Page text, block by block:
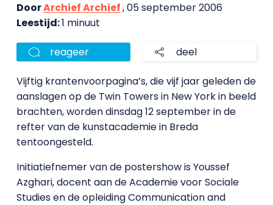
DoorArchief Archief, 05 september 2006
Leestijd:1 minuut
reageer deel
Vijftig krantenvoorpagina’s, die vijf jaar geleden de
aanslagen op de Twin Towers in New York in beeld
brachten, worden dinsdag 12 september in de
refter van de kunstacademie in Breda
tentoongesteld.
Initiatiefnemer van de postershow is Youssef
Azghari, docent aan de Academie voor Sociale
Studies en de opleiding Communication and